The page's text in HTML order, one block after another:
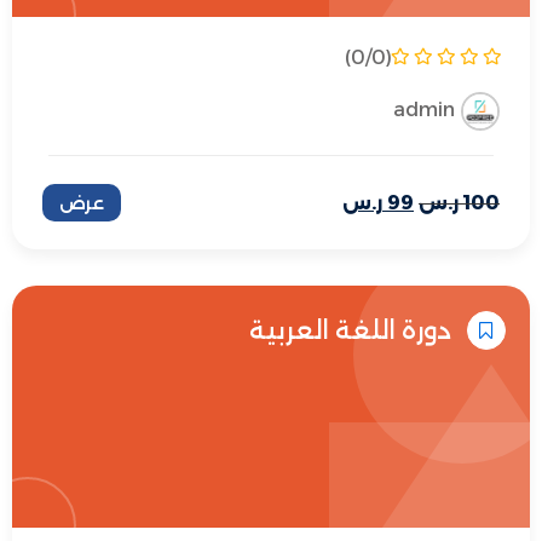
(0/0)
admin
100 ر.س 99 ر.س عرض
دورة اللغة العربية